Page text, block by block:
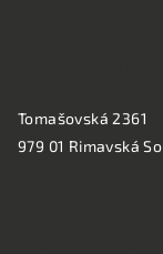
Tomašovská 2361
979 01 Rimavská